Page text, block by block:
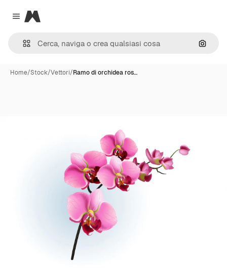
Close menu
Magnific
Cerca
Home/Stock/Vettori/Ramo di orchidea ros…